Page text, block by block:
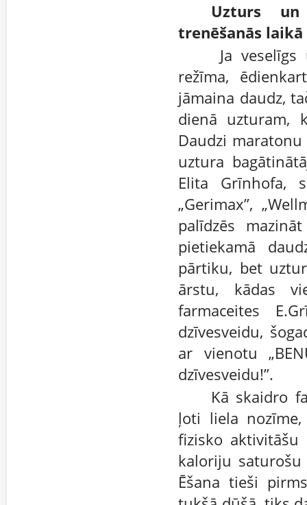
Uzturs un
trenēšanās laikā
Ja
režīma,
jāmaina daudz,
dienā uzturam,
Daudzi
uztura
Elita Grīnhofa,
„Gerimax”,
palīdzēs
pietiekamā
pārtiku, bet
ārstu, kādas
farmaceites
dzīvesveidu,
ar vienotu
dzīvesveidu!”.
Kā skaidro
ļoti liela
fizisko aktivitāšu
kaloriju
Ēšana tieši